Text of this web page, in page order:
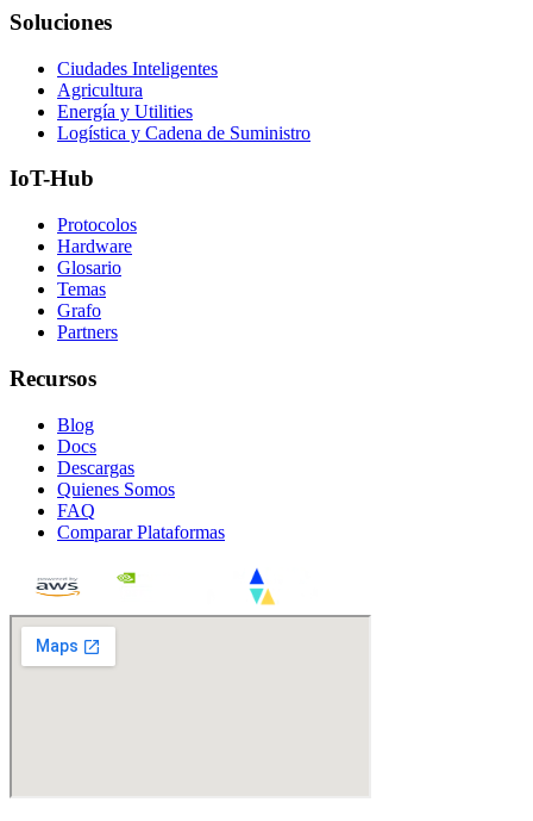
Soluciones
Ciudades Inteligentes
Agricultura
Energía y Utilities
Logística y Cadena de Suministro
IoT-Hub
Protocolos
Hardware
Glosario
Temas
Grafo
Partners
Recursos
Blog
Docs
Descargas
Quienes Somos
FAQ
Comparar Plataformas